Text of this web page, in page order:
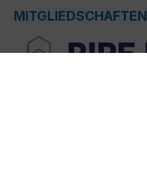
MITGLIEDSCHAFTEN